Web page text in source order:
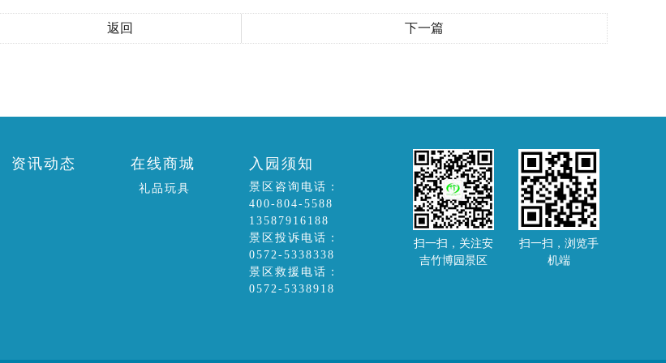
返回 下一篇
资讯动态 在线商城
礼品玩具
入园须知
景区咨询电话：
400-804-5588
13587916188
景区投诉电话：
0572-5338338
景区救援电话：
0572-5338918
扫一扫，关注安
吉竹博园景区
扫一扫，浏览手
机端